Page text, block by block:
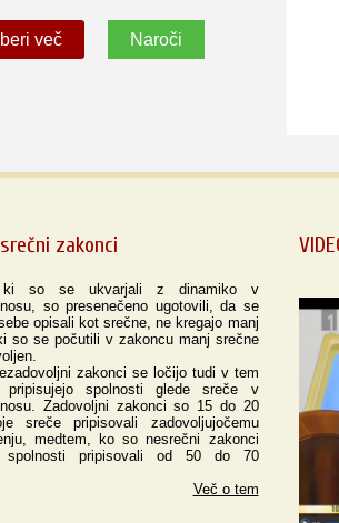
več Naroči
zakonci
ki so se ukvarjali z dinamiko v
so presenečeno ugotovili, da se
opisali kot srečne, ne kregajo manj
so se počutili v zakoncu manj srečne
zakonci se ločijo tudi v tem
pripisujejo spolnosti glede sreče v
Zadovoljni zakonci so 15 do 20
sreče pripisovali zadovoljujočemu
medtem, ko so nesrečni zakonci
spolnosti pripisovali od 50 do 70
Več o tem